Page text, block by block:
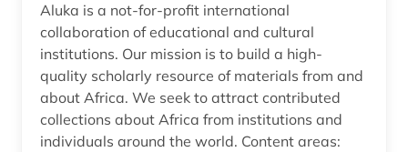
elektrofahrzeug (1)
elektronik (3)
elektronische zeitschrift (9)
Aluka is a not-for-profit international
collaboration of educational and cultural
institutions. Our mission is to build a high-
quality scholarly resource of materials from and
about Africa. We seek to attract contributed
collections about Africa from institutions and
individuals around the world. Content areas: